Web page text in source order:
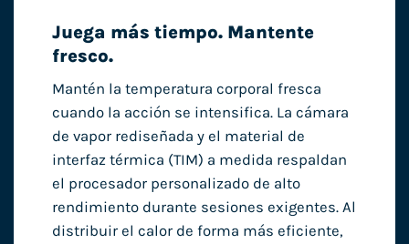
Juega más tiempo. Mantente
fresco.
Mantén la temperatura corporal fresca
cuando la acción se intensifica. La cámara
de vapor rediseñada y el material de
interfaz térmica (TIM) a medida respaldan
el procesador personalizado de alto
rendimiento durante sesiones exigentes. Al
distribuir el calor de forma más eficiente,